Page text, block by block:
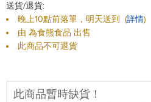
送貨/退貨:
晚上10點前落單，明天送到 (詳情)
由 為食熊食品 出售
此商品不可退貨
此商品暫時缺貨！